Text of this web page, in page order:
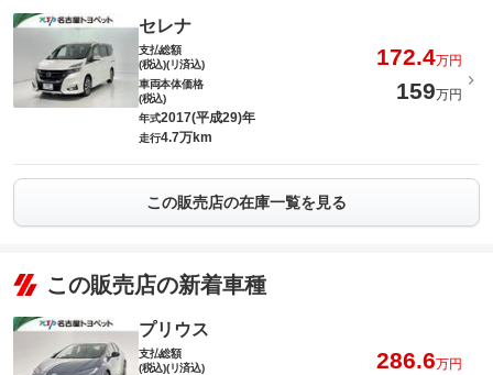
セレナ
支払総額
(税込)(リ済込)
172.4万円
車両本体価格
(税込)
159万円
年式2017(平成29)年
走行4.7万km
この販売店の在庫一覧を見る
この販売店の新着車種
プリウス
支払総額
(税込)(リ済込)
286.6万円